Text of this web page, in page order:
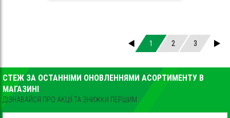
1 2 3
СТЕЖ ЗА ОСТАННІМИ ОНОВЛЕННЯМИ АСОРТИМЕНТУ В
МАГАЗИНІ
ДІЗНАВАЙСЯ ПРО АКЦІЇ ТА ЗНИЖКИ ПЕРШИМ